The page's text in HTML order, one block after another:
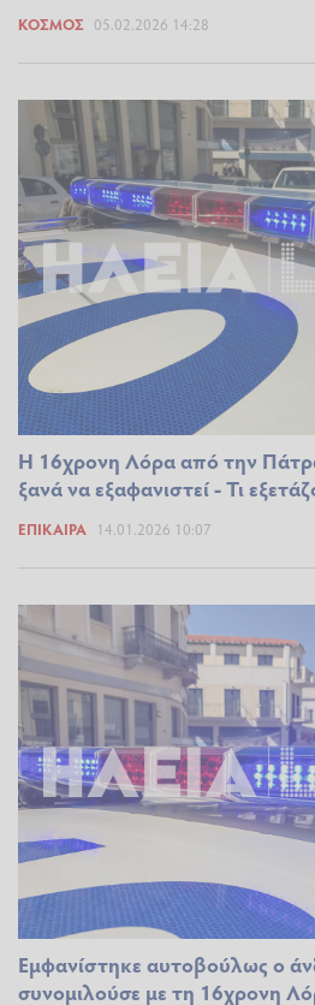
ΚΌΣΜΟΣ 05.02.2026 14:28
Η 16χρονη Λόρα από την
ξανά να εξαφανιστεί - Τι
ΕΠΊΚΑΙΡΑ 14.01.2026 10:07
Εμφανίστηκε αυτοβούλως ο
συνομιλούσε με τη 16χρονη